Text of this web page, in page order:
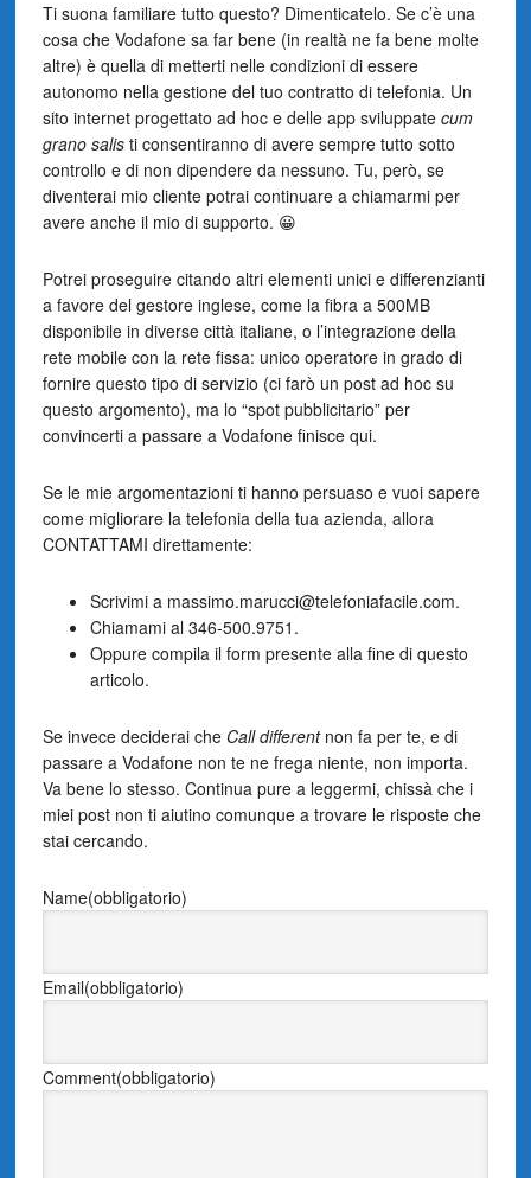
Ti suona familiare tutto questo? Dimenticatelo. Se c’è una
cosa che Vodafone sa far bene (in realtà ne fa bene molte
altre) è quella di metterti nelle condizioni di essere
autonomo nella gestione del tuo contratto di telefonia. Un
sito internet progettato ad hoc e delle app sviluppate cum
grano salis ti consentiranno di avere sempre tutto sotto
controllo e di non dipendere da nessuno. Tu, però, se
diventerai mio cliente potrai continuare a chiamarmi per
avere anche il mio di supporto. 😀
Potrei proseguire citando altri elementi unici e differenzianti
a favore del gestore inglese, come la fibra a 500MB
disponibile in diverse città italiane, o l’integrazione della
rete mobile con la rete fissa: unico operatore in grado di
fornire questo tipo di servizio (ci farò un post ad hoc su
questo argomento), ma lo “spot pubblicitario” per
convincerti a passare a Vodafone finisce qui.
Se le mie argomentazioni ti hanno persuaso e vuoi sapere
come migliorare la telefonia della tua azienda, allora
CONTATTAMI direttamente:
Scrivimi a massimo.marucci@telefoniafacile.com.
Chiamami al 346-500.9751.
Oppure compila il form presente alla fine di questo
articolo.
Se invece deciderai che Call different non fa per te, e di
passare a Vodafone non te ne frega niente, non importa.
Va bene lo stesso. Continua pure a leggermi, chissà che i
miei post non ti aiutino comunque a trovare le risposte che
stai cercando.
Name(obbligatorio)
Email(obbligatorio)
Comment(obbligatorio)